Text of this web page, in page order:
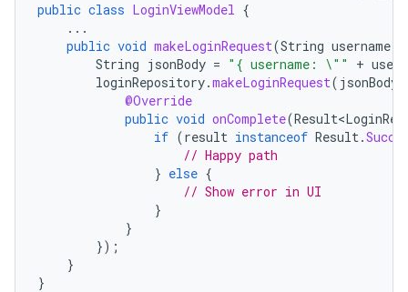
public class LoginViewModel {
...
public void makeLoginRequest(String username
String jsonBody = "{ username: \"" +
loginRepository.makeLoginRequest( jsonBody
@Override
public void onComplete(
if (result instanceof Result.
// Happy path
} else {
// Show error in UI
}
}
});
}
}